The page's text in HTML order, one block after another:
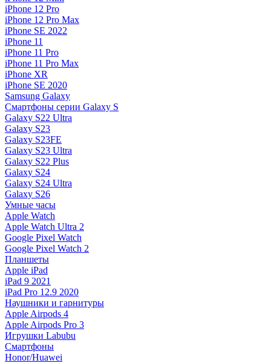
iPhone 12 Pro
iPhone 12 Pro Max
iPhone SE 2022
iPhone 11
iPhone 11 Pro
iPhone 11 Pro Max
iPhone XR
iPhone SE 2020
Samsung Galaxy
Смартфоны серии Galaxy S
Galaxy S22 Ultra
Galaxy S23
Galaxy S23FE
Galaxy S23 Ultra
Galaxy S22 Plus
Galaxy S24
Galaxy S24 Ultra
Galaxy S26
Умные часы
Apple Watch
Apple Watch Ultra 2
Google Pixel Watch
Google Pixel Watch 2
Планшеты
Apple iPad
iPad 9 2021
iPad Pro 12.9 2020
Наушники и гарнитуры
Apple Airpods 4
Apple Airpods Pro 3
Игрушки Labubu
Смартфоны
Honor/Huawei